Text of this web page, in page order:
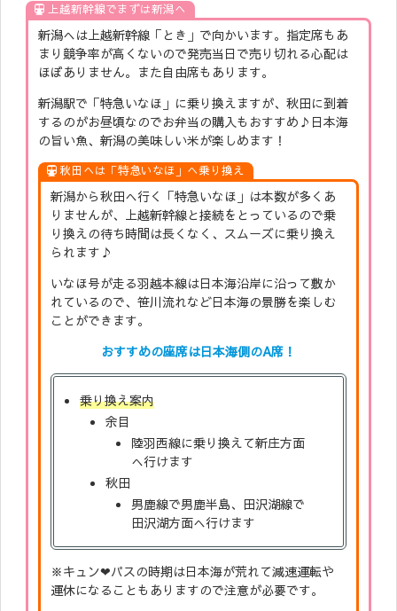
上越新幹線でまずは新潟へ
新潟へは上越新幹線「とき」で向かいます。指定席もあ
まり競争率が高くないので発売当日で売り切れる心配は
ほぼありません。また自由席もあります。
新潟駅で「特急いなほ」に乗り換えますが、秋田に到着
するのがお昼頃なのでお弁当の購入もおすすめ♪日本海
の旨い魚、新潟の美味しい米が楽しめます！
秋田へは「特急いなほ」へ乗り換え
新潟から秋田へ行く「特急いなほ」は本数が多くあ
りませんが、上越新幹線と接続をとっているので乗
り換えの待ち時間は長くなく、スムーズに乗り換え
られます♪
いなほ号が走る羽越本線は日本海沿岸に沿って敷か
れているので、笹川流れなど日本海の景勝を楽しむ
ことができます。
おすすめの座席は日本海側のA席 ！
乗り換え案内
余目
陸羽西線に乗り換えて新庄方面
へ行けます
秋田
男鹿線で男鹿半島、田沢湖線で
田沢湖方面へ行けます
※キュン❤︎パスの時期は日本海が荒れて減速運転や
運休になることもありますので注意が必要です。